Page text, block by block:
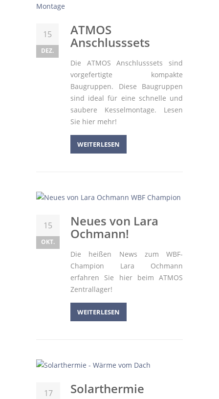
15
DEZ.
ATMOS
Anschlusssets
Die ATMOS Anschlusssets sind
vorgefertigte kompakte
Baugruppen. Diese Baugruppen
sind ideal für eine schnelle und
saubere Kesselmontage. Lesen
Sie hier mehr!
WEITERLESEN
15
OKT.
Neues von Lara
Ochmann!
Die heißen News zum WBF-
Champion Lara Ochmann
erfahren Sie hier beim ATMOS
Zentrallager!
WEITERLESEN
17 Solarthermie